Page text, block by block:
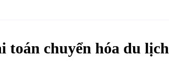
toán chuyển hóa du lịch